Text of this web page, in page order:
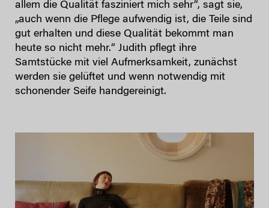
allem die Qualität fasziniert mich sehr“, sagt sie,
„auch wenn die Pflege aufwendig ist, die Teile sind
gut erhalten und diese Qualität bekommt man
heute so nicht mehr.“ Judith pflegt ihre
Samtstücke mit viel Aufmerksamkeit, zunächst
werden sie gelüftet und wenn notwendig mit
schonender Seife handgereinigt.